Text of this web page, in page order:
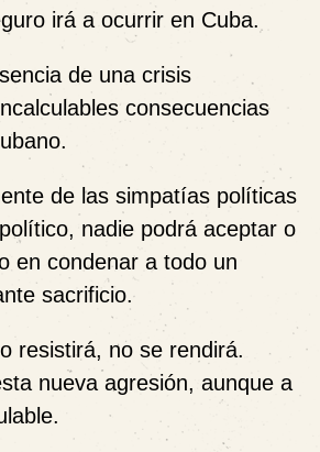
irá a ocurrir en Cuba.
de una crisis
consecuencias
de las simpatías políticas
nadie podrá aceptar o
en condenar a todo un
sacrificio.
resistirá, no se rendirá.
nueva agresión, aunque a